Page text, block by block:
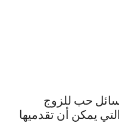
حب للزوج
يمكن أن تقدميها